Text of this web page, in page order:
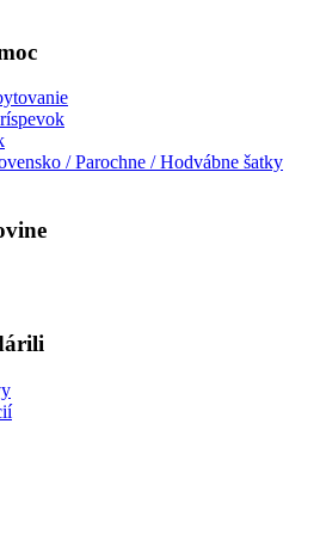
/ Parochne / Hodvábne šatky